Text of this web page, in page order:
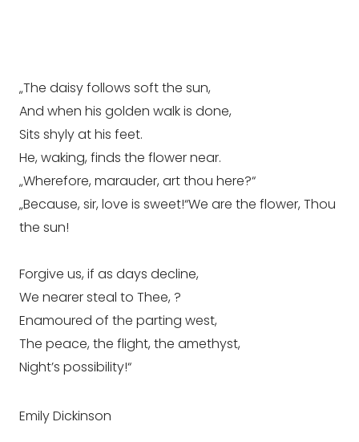
„The daisy follows soft the sun,
And when his golden walk is done,
Sits shyly at his feet.
He, waking, finds the flower near.
„Wherefore, marauder, art thou here?“
„Because, sir, love is sweet!“We are the flower, Thou
the sun!
Forgive us, if as days decline,
We nearer steal to Thee, ?
Enamoured of the parting west,
The peace, the flight, the amethyst,
Night’s possibility!“
Emily Dickinson